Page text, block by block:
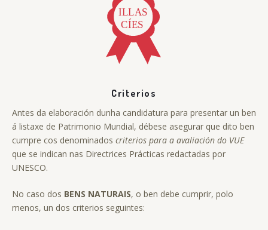
Criterios
Antes da elaboración dunha candidatura para presentar un ben
á listaxe de Patrimonio Mundial, débese asegurar que dito ben
cumpre cos denominados criterios para a avaliación do VUE
que se indican nas Directrices Prácticas redactadas por
UNESCO.
No caso dos BENS NATURAIS, o ben debe cumprir, polo
menos, un dos criterios seguintes: